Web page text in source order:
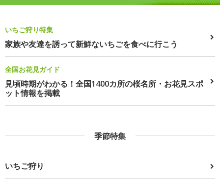
いちご狩り特集
家族や友達を誘って新鮮ないちごを食べに行こう
全国お花見ガイド
見頃時期がわかる！全国1400カ所の桜名所・お花見スポ
ット情報を掲載
季節特集
いちご狩り